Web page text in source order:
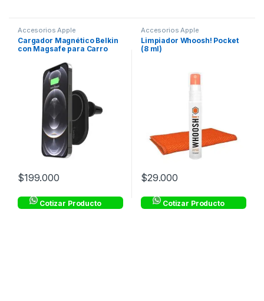
Accesorios Apple
Cargador Magnético Belkin
con Magsafe para Carro
$199.000
Cotizar Producto
Accesorios Apple
Limpiador Whoosh! Pocket
(8 ml)
$29.000
Cotizar Producto